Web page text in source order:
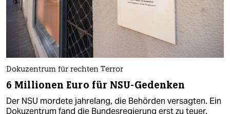
Dokuzentrum für rechten Terror
6 Millionen Euro für NSU-Gedenken
Der NSU mordete jahrelang, die Behörden versagten. Ein
Dokuzentrum fand die Bundesregierung erst zu teuer.